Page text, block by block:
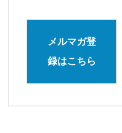
メルマガ登
録はこちら